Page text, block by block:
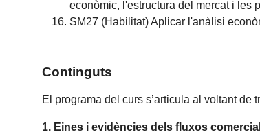
econòmic, l'estructura del mercat i les
SM27 (Habilitat) Aplicar l'anàlisi
Continguts
El programa del curs s’articula al voltant de
1. Eines i evidències dels fluxos